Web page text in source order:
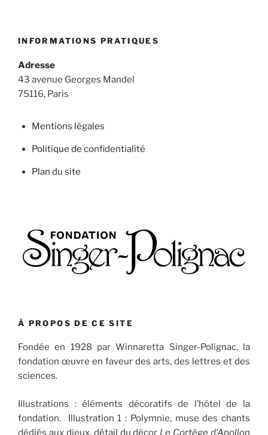
INFORMATIONS PRATIQUES
Adresse
43 avenue Georges Mandel
75116, Paris
Mentions légales
Politique de confidentialité
Plan du site
À PROPOS DE CE SITE
Fondée en 1928 par Winnaretta Singer-Polignac, la
fondation œuvre en faveur des arts, des lettres et des
sciences.
Illustrations : éléments décoratifs de l’hôtel de la
fondation. Illustration 1 : Polymnie, muse des chants
dédiés aux dieux, détail du décor Le Cortège d’Apollon